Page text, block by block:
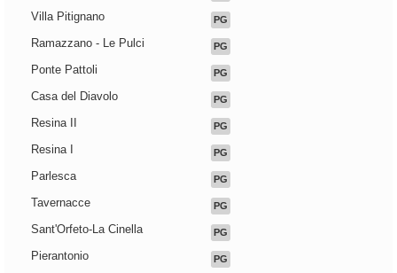
Villa Pitignano PG
Ramazzano - Le Pulci PG
Ponte Pattoli PG
Casa del Diavolo PG
Resina II PG
Resina I PG
Parlesca PG
Tavernacce PG
Sant'Orfeto-La Cinella PG
Pierantonio PG